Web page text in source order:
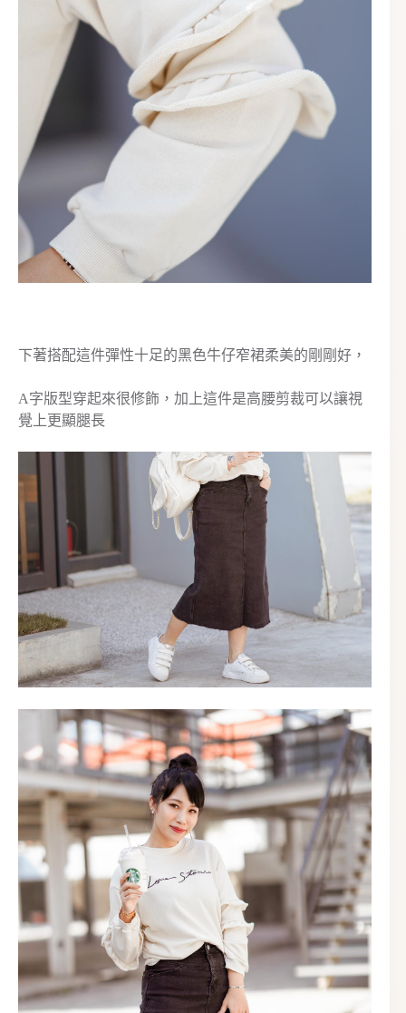
下著搭配這件彈性十足的黑色牛仔窄裙柔美的剛剛好，
A字版型穿起來很修飾，加上這件是高腰剪裁可以讓視
覺上更顯腿長